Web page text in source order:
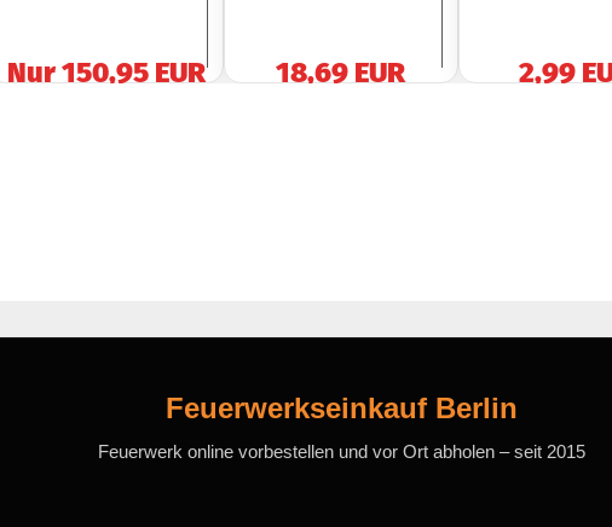
Nur 150,95 EUR 18,69 EUR 2,99
Feuerwerkseinkauf Berlin
Feuerwerk online vorbestellen und vor Ort abholen – seit 2015